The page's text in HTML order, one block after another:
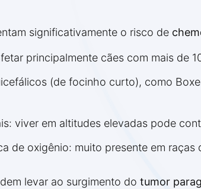
significativamente o risco de
principalmente cães com mais de
(de focinho curto), como
viver em altitudes elevadas pode
de oxigênio: muito presente em
levar ao surgimento do tumor